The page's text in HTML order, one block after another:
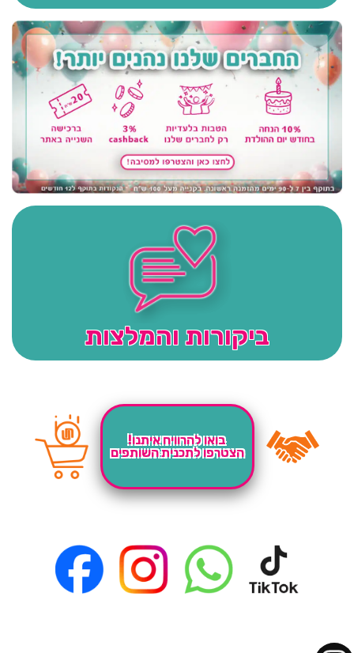
ביקורות והמלצות
בואו להרוויח איתנו!
הצטרפו לתכנית השותפים